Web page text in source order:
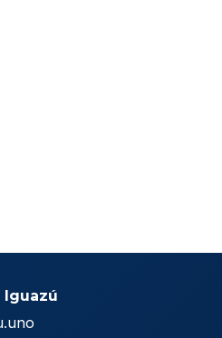
Iguazú